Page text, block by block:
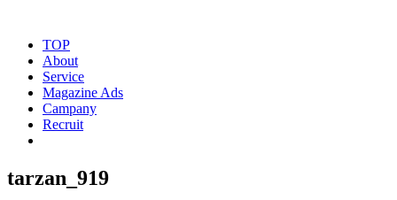
TOP
About
Service
Magazine Ads
Campany
Recruit
tarzan_919